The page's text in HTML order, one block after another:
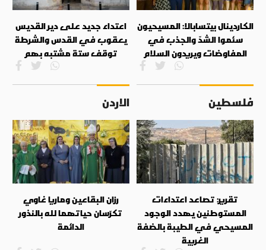
الكاردينال بيتسابالا: المسيحيون
سئموا الشدّ والجذب في
المفاوضات ويريدون السلام
اعتداء جديد على دير القديس
يعقوب في القدس والشرطة
توقف ستة مشتبه بهم
فلسطين
تقرير: تصاعد اعتداءات
المستوطنين يهدد الوجود
المسيحي في الطيبة بالضفة
الغربية
الاردن
رزان البقاعين وماريا غاوي
تكرّسان حياتهما لله بالنذور
الدائمة